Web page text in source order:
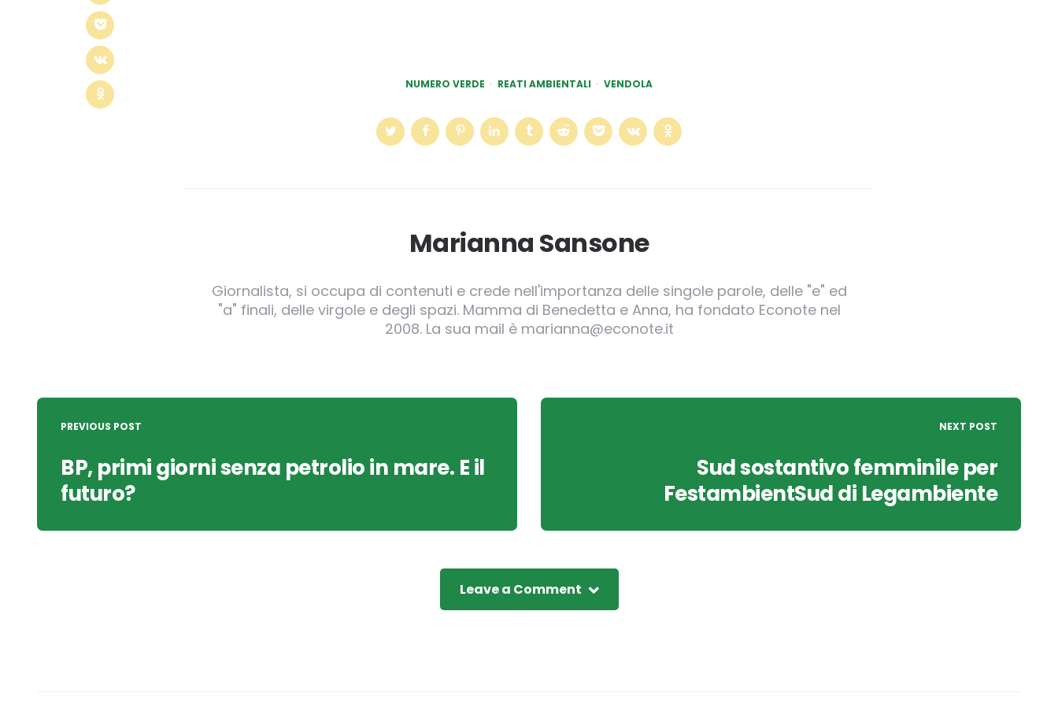
NUMERO VERDE REATI AMBIENTALI VENDOLA
Marianna Sansone
Giornalista, si occupa di contenuti e crede nell'importanza delle singole parole, delle "e" ed
"a" finali, delle virgole e degli spazi. Mamma di Benedetta e Anna, ha fondato Econote nel
2008. La sua mail è marianna@econote.it
Post
navigation
PREVIOUS POST
BP, primi giorni senza petrolio in mare. E il
futuro?
NEXT POST
Sud sostantivo femminile per
FestambientSud di Legambiente
Leave a Comment